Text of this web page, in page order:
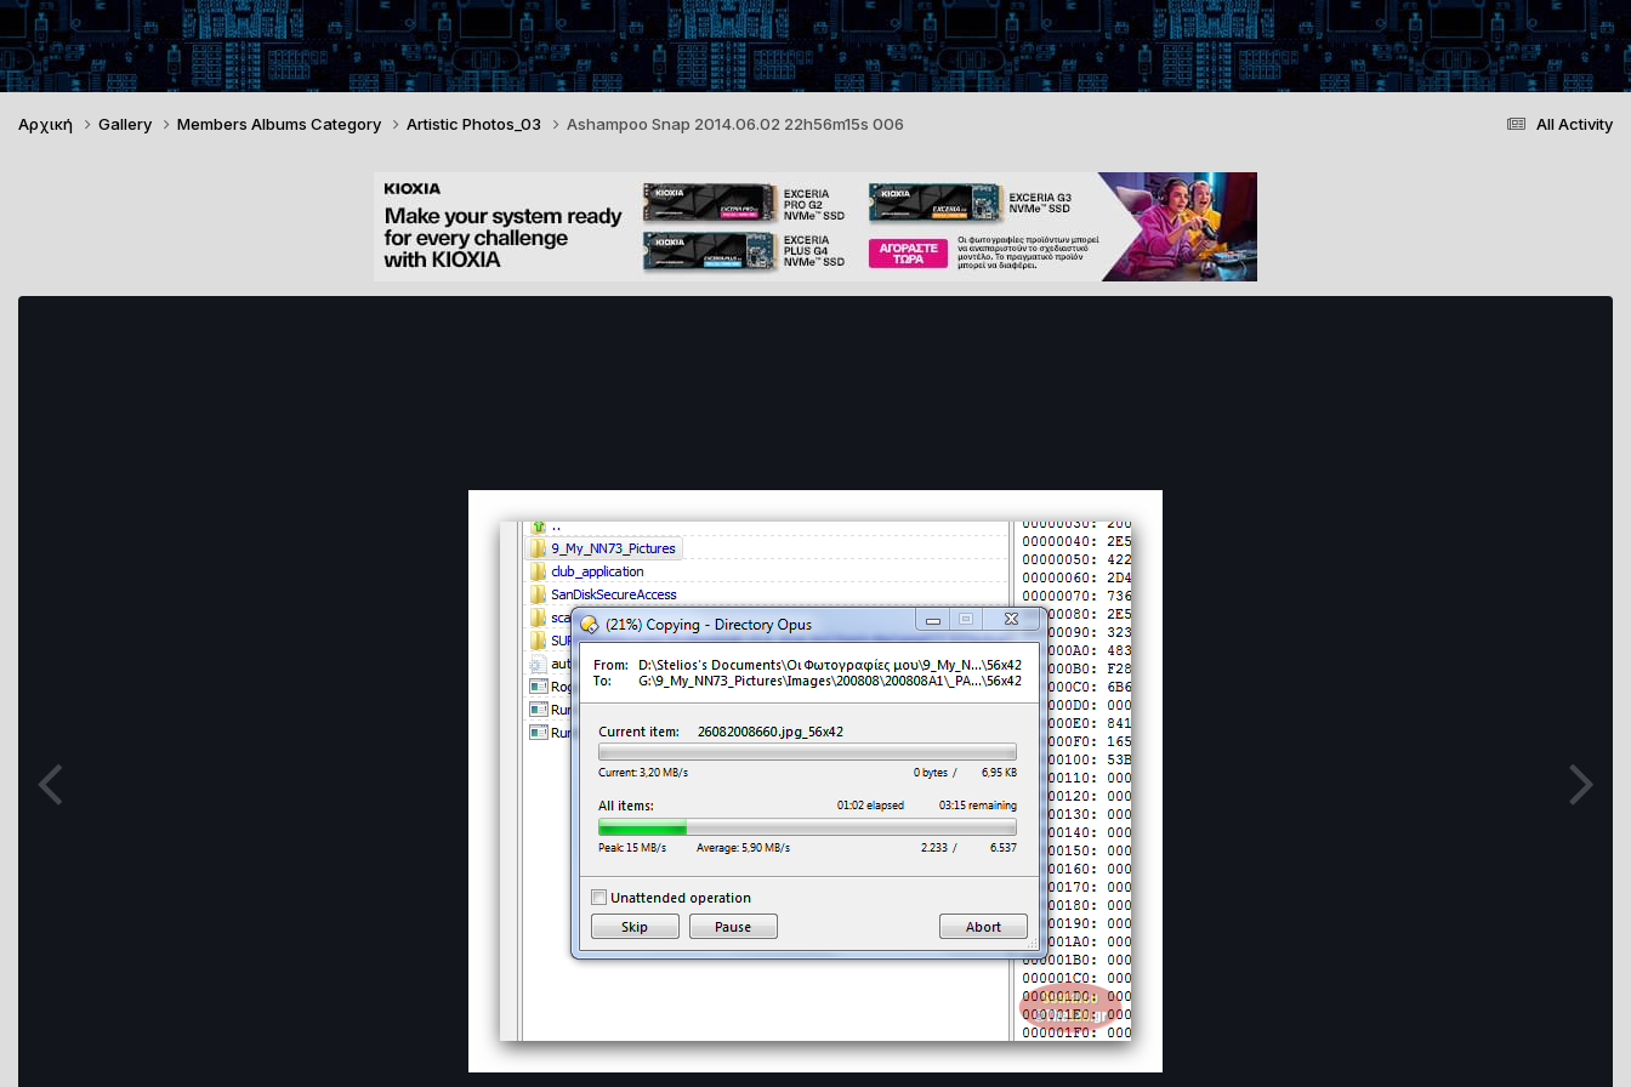
All Activity
Αρχική Gallery Members Albums Category Artistic Photos_03 Ashampoo Snap 2014.06.02 22h56m15s 006